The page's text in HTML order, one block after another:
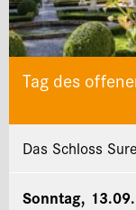
Tag des
Das Schloss
Sonntag,